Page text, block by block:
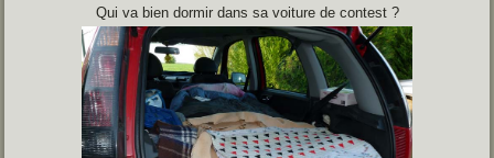
Qui va bien dormir dans sa voiture de contest ?